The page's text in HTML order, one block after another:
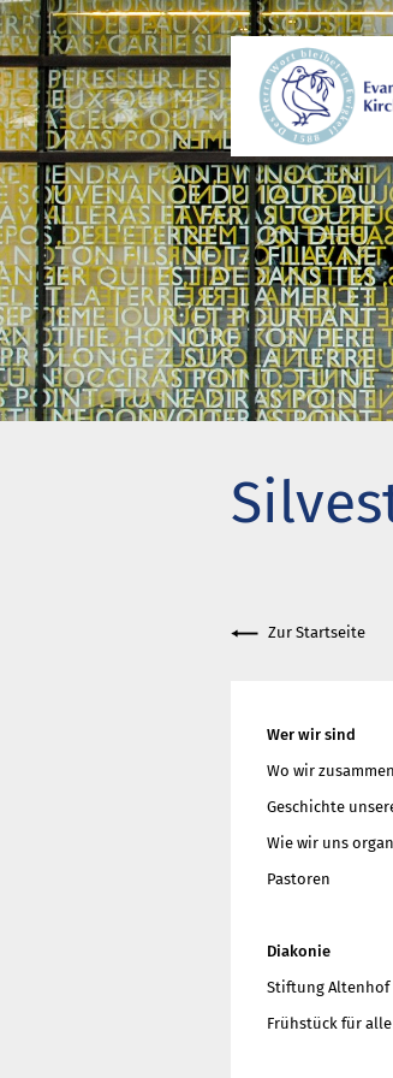
Wer wir sind
Wo wir
Geschichte
Wie wir uns
Pastoren
Diakonie
Frühstück für alle
Zur Startseite
Wer wir sind
Wo wir
Geschichte
Wie wir uns
Pastoren
Diakonie
Stiftung Altenhof
Frühstück für alle